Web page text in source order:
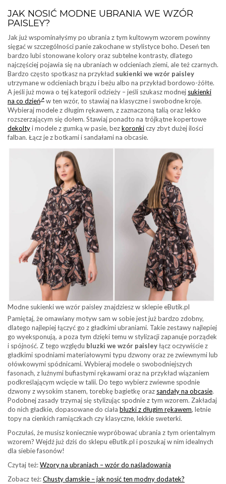
JAK NOSIĆ MODNE UBRANIA WE WZÓR
PAISLEY?
Jak już wspominałyśmy po ubrania z tym kultowym wzorem powinny
sięgać w szczególności panie zakochane w stylistyce boho. Deseń ten
bardzo lubi stonowane kolory oraz subtelne kontrasty, dlatego
najczęściej pojawia się na ubraniach w odcieniach ziemi, ale też czarnych.
Bardzo często spotkasz na przykład sukienki we wzór paisley
utrzymane w odcieniach brązu i beżu albo na przykład bordowo-żółte.
A jeśli już mowa o tej kategorii odzieży – jeśli szukasz modnej sukienki
na co dzień
w ten wzór, to stawiaj na klasyczne i swobodne kroje.
Wybieraj modele z długim rękawem, z zaznaczoną talią oraz lekko
rozszerzającym się dołem. Stawiaj ponadto na trójkątne kopertowe
dekoltyi modele z gumką w pasie, bezkoronkiczy zbyt dużej ilości
falban. Łącz je z botkami i sandałami na obcasie.
Modne sukienki we wzór paisley znajdziesz w sklepie eButik.pl
Pamiętaj, że omawiany motyw sam w sobie jest już bardzo zdobny,
dlatego najlepiej łączyć go z gładkimi ubraniami. Takie zestawy najlepiej
go wyeksponują, a poza tym dzięki temu w stylizacji zapanuje porządek
i spójność. Z tego względu bluzki we wzór paisleyłącz oczywiście z
gładkimi spodniami materiałowymi typu dzwony oraz ze zwiewnymi lub
ołówkowymi spódnicami. Wybieraj modele o swobodniejszych
fasonach, z luźnymi bufiastymi rękawami oraz na przykład wiązaniem
podkreślającym wcięcie w talii. Do tego wybierz zwiewne spodnie
dzwony z wysokim stanem, torebkę bagietkę oraz sandały na obcasie.
Podobnej zasady trzymaj się stylizując spodnie z tym wzorem. Zakładaj
do nich gładkie, dopasowane do ciała bluzki z długim rękawem, letnie
topy na cienkich ramiączkach czy klasyczne, lekkie sweterki.
Poczułaś, że musisz koniecznie wypróbować ubrania z tym orientalnym
wzorem? Wejdź już dziś do sklepu eButik.pl i poszukaj w nim idealnych
dla siebie fasonów!
Czytaj też:Wzory na ubraniach – wzór do naśladowania
Zobacz też:Chusty damskie – jak nosić ten modny dodatek?